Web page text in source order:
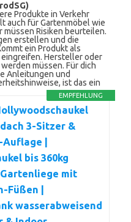
Produkte in Verkehr
auch für Gartenmöbel wie
Risiken beurteilen.
erstellen und die
ein Produkt als
Hersteller oder
müssen. Für dich
Anleitungen und
ist das ein
EMPFEHLUNG
3-Sitzer &
|
bis 360kg
mit
Füßen |
wasserabweisend